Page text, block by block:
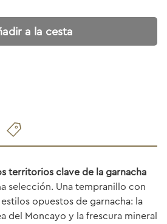
a la cesta
territorios clave de la garnacha
selección. Una tempranillo con
opuestos de garnacha: la
del Moncayo y la frescura mineral